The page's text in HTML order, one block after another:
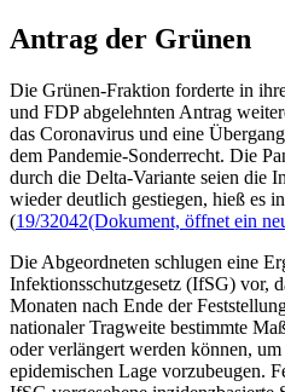
Antrag der Grünen
Die Grünen-Fraktion forderte in
und FDP abgelehnten Antrag
das Coronavirus und eine
dem Pandemie-Sonderrecht. Die
durch die Delta-Variante seien die
wieder deutlich gestiegen, hieß es
(19/32042(Dokument, öffnet ein
Die Abgeordneten schlugen eine
Infektionsschutzgesetz (IfSG) vor,
Monaten nach Ende der
nationaler Tragweite bestimmte
oder verlängert werden können,
epidemischen Lage vorzubeugen.